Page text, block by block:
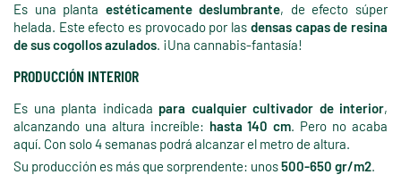
Es una planta estéticamente deslumbrante, de efecto súper
helada. Este efecto es provocado por las densas capas de resina
de sus cogollos azulados. ¡Una cannabis-fantasía!
PRODUCCIÓN INTERIOR
Es una planta indicada para cualquier cultivador de interior,
alcanzando una altura increíble: hasta 140 cm. Pero no acaba
aquí. Con solo 4 semanas podrá alcanzar el metro de altura.
Su producción es más que sorprendente: unos500-650 gr/m2.